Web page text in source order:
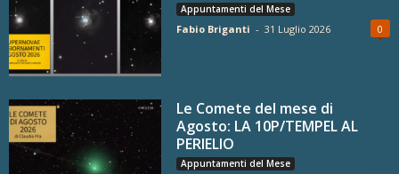
Appuntamenti del Mese
Fabio Briganti - 31 Luglio 2026 0
Le Comete del mese di
Agosto: LA 10P/TEMPEL AL
PERIELIO
Appuntamenti del Mese